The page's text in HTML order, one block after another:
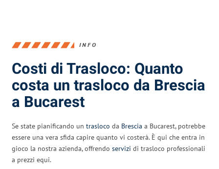
INFO
Costi di Trasloco: Quanto
costa un trasloco da Brescia
a Bucarest
Se state pianificando un trasloco da Brescia a Bucarest, potrebbe
essere una vera sfida capire quanto vi costerà. È qui che entra in
gioco la nostra azienda, offrendo servizi di trasloco professionali
a prezzi equi.